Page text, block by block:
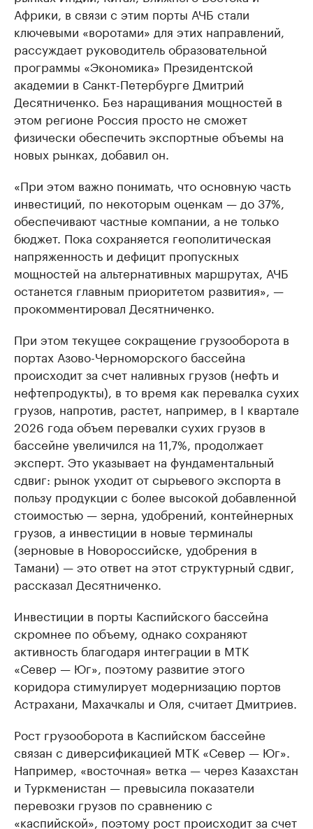
Африки, в связи с этим порты АЧБ стали
ключевыми «воротами» для этих направлений,
рассуждает руководитель образовательной
программы «Экономика» Президентской
академии в Санкт-Петербурге Дмитрий
Десятниченко. Без наращивания мощностей в
этом регионе Россия просто не сможет
физически обеспечить экспортные объемы на
новых рынках, добавил он.
«При этом важно понимать, что основную часть
инвестиций, по некоторым оценкам — до 37%,
обеспечивают частные компании, а не только
бюджет. Пока сохраняется геополитическая
напряженность и дефицит пропускных
мощностей на альтернативных маршрутах, АЧБ
останется главным приоритетом развития», —
прокомментировал Десятниченко.
При этом текущее сокращение грузооборота в
портах Азово-Черноморского бассейна
происходит за счет наливных грузов (нефть и
нефтепродукты), в то время как перевалка сухих
грузов, напротив, растет, например, в I квартале
2026 года объем перевалки сухих грузов в
бассейне увеличился на 11,7%, продолжает
эксперт. Это указывает на фундаментальный
сдвиг: рынок уходит от сырьевого экспорта в
пользу продукции с более высокой добавленной
стоимостью — зерна, удобрений, контейнерных
грузов, а инвестиции в новые терминалы
(зерновые в Новороссийске, удобрения в
Тамани) — это ответ на этот структурный сдвиг,
рассказал Десятниченко.
Инвестиции в порты Каспийского бассейна
скромнее по объему, однако сохраняют
активность благодаря интеграции в МТК
«Север — Юг», поэтому развитие этого
коридора стимулирует модернизацию портов
Астрахани, Махачкалы и Оля, считает Дмитриев.
Рост грузооборота в Каспийском бассейне
связан с диверсификацией МТК «Север — Юг».
Например, «восточная» ветка — через Казахстан
и Туркменистан — превысила показатели
перевозки грузов по сравнению с
«каспийской», поэтому рост происходит за счет